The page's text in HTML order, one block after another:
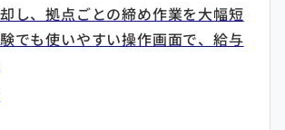
し、拠点ごとの締め作業を大幅短
でも使いやすい操作画面で、給与